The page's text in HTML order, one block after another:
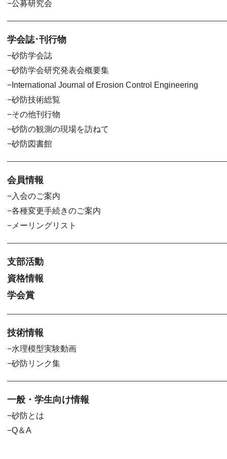
公募研究会
学会誌･刊行物
砂防学会誌
砂防学会研究発表会概要集
International Journal of Erosion Control Engineering
砂防技術総覧
その他刊行物
砂防の観測の現場を訪ねて
砂防図書館
会員情報
入会のご案内
各種変更手続きのご案内
メーリングリスト
支部活動
資格情報
学会賞
技術情報
水理模型実験動画
砂防リンク集
一般・学生向け情報
砂防とは
Q＆A